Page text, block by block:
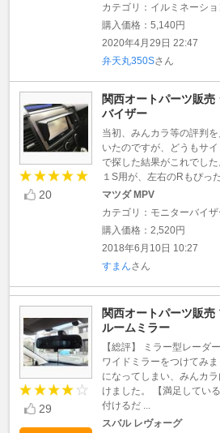
カテゴリ：イルミネーショ
購入価格：5,140円
2020年4月29日 22:47
弁天丸350Sさん
20
関西オートパーツ販売
バイザー
当初、みんカラ等の評判
いたのですが、どうもサ
で探した結果がこれでし
１S用が、左右のRもぴっ
マツダ MPV
カテゴリ：モニターバイザ
購入価格：2,520円
2018年6月10日 10:27
すまんさん
29
関西オートパーツ販売
ルームミラー
【総評】 ミラー型レーダ
ワイドミラーをつけてみ
になってしまい、みんカ
けました。 【満足してい
付けるだ ...
スバル レヴォーグ